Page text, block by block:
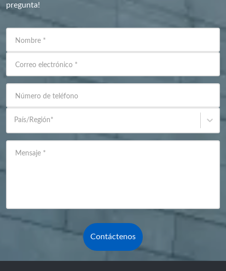
pregunta!
Nombre *
Correo electrónico *
Número de teléfono
País/Región*
Mensaje *
Contáctenos